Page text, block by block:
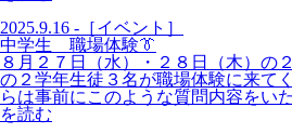
2025.9.16 -［イベント］
中学生 職場体験👔
８月２７日（水）・２８日（木）の
の２学年生徒３名が職場体験に来て
らは事前にこのような質問内容をい
を読む